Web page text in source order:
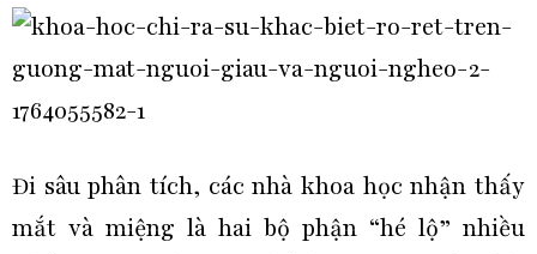
Đi sâu phân tích, các nhà khoa học nhận thấy
mắt và miệng là hai bộ phận “hé lộ” nhiều